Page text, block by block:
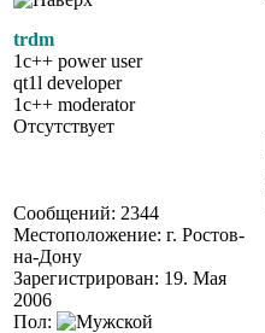
trdm
1c++ power user
qt1l developer
1c++ moderator
Отсутствует
Сообщений: 2344
Местоположение: г. Ростов-
на-Дону
Зарегистрирован: 19. Мая
2006
Пол: